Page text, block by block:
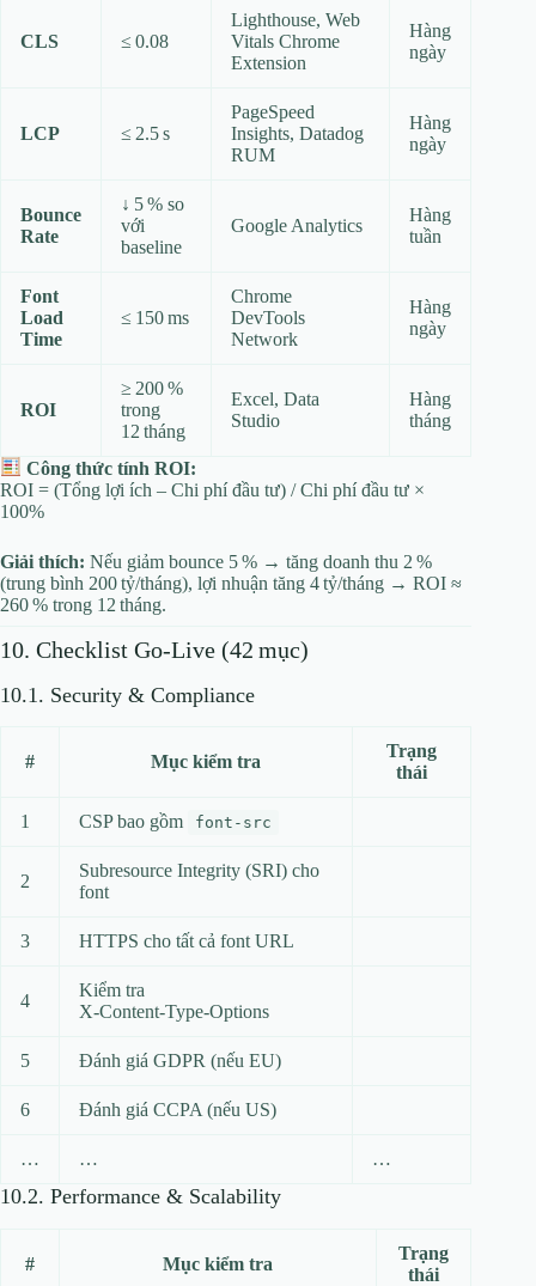
CLS ≤ 0.08
Lighthouse, Web
Vitals Chrome
Extension
Hàng
ngày
LCP ≤ 2.5 s
PageSpeed
Insights, Datadog
RUM
Hàng
ngày
Bounce
Rate
↓ 5 % so
với
baseline
Google Analytics
Hàng
tuần
Font
Load
Time
≤ 150 ms
Chrome
DevTools
Network
Hàng
ngày
ROI
≥ 200 %
trong
12 tháng
Excel, Data
Studio
Hàng
tháng
Công thức tính ROI:
ROI = (Tổng lợi ích – Chi phí đầu tư) / Chi phí đầu tư ×
100%
Giải thích: Nếu giảm bounce 5 % → tăng doanh thu 2 %
(trung bình 200 tỷ/tháng), lợi nhuận tăng 4 tỷ/tháng → ROI ≈
260 % trong 12 tháng.
10. Checklist Go‑Live (42 mục)
10.1. Security & Compliance
# Mục kiểm tra
Trạng
thái
1 CSP bao gồm font-src
2
Subresource Integrity (SRI) cho
font
3 HTTPS cho tất cả font URL
4
Kiểm tra
X‑Content‑Type‑Options
5 Đánh giá GDPR (nếu EU)
6 Đánh giá CCPA (nếu US)
… … …
10.2. Performance & Scalability
# Mục kiểm tra
Trạng
thái